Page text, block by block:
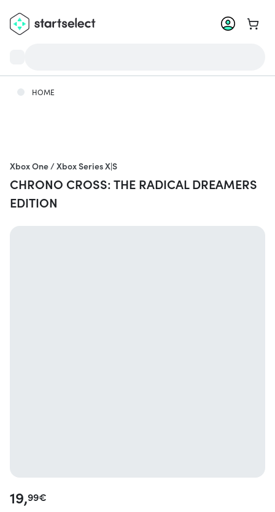
Zum
HOME
Xbox One / Xbox Series X|S
CHRONO CROSS: THE RADICAL DREAMERS
EDITION
19,99€